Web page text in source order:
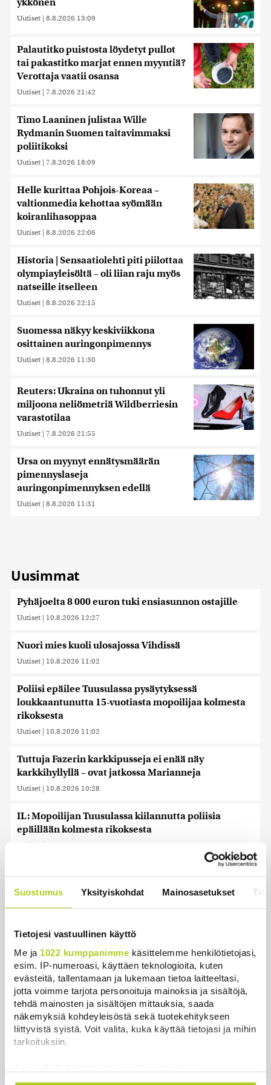
Suostumus Yksityiskohdat Mainosasetukset
Tietojesi vastuullinen käyttö
Me ja 1022 kumppanimme käsittelemme henkilötietojasi,
esim. IP-numeroasi, käyttäen teknologioita, kuten
evästeitä, tallentamaan ja lukemaan tietoa laitteeltasi,
jotta voimme tarjota personoituja mainoksia ja sisältöjä,
tehdä mainosten ja sisältöjen mittauksia, saada
näkemyksiä kohdeyleisöstä sekä tuotekehitykseen
liittyvistä syistä. Voit valita, kuka käyttää tietojasi ja mihin
tarkoituksiin.
Kerätä tietoja maantieteellisestä sijainnistasi,
Uutiset | 8.8.2026 13:09
Palautitko puistosta löydetyt pullot
tai pakastitko marjat ennen myyntiä?
Verottaja vaatii osansa
Uutiset | 7.8.2026 21:42
Timo Laaninen julistaa Wille
Rydmanin Suomen taitavimmaksi
poliitikoksi
Uutiset | 7.8.2026 18:09
Helle kurittaa Pohjois-Koreaa –
valtionmedia kehottaa syömään
koiranlihasoppaa
Uutiset | 8.8.2026 22:06
Historia | Sensaatiolehti piti piilottaa
olympiayleisöltä – oli liian raju myös
natseille itselleen
Uutiset | 8.8.2026 22:15
Suomessa näkyy keskiviikkona
osittainen auringonpimennys
Uutiset | 8.8.2026 11:30
Reuters: Ukraina on tuhonnut yli
miljoona neliömetriä Wildberriesin
varastotilaa
Uutiset | 7.8.2026 21:55
Ursa on myynyt ennätysmäärän
pimennyslaseja
auringonpimennyksen edellä
Uutiset | 8.8.2026 11:31
Uusimmat
Pyhäjoelta 8 000 euron tuki ensiasunnon ostajille
Uutiset | 10.8.2026 12:27
Nuori mies kuoli ulosajossa Vihdissä
Uutiset | 10.8.2026 11:02
Poliisi epäilee Tuusulassa pysäytyksessä
loukkaantunutta 15-vuotiasta mopoilijaa kolmesta
rikoksesta
Uutiset | 10.8.2026 11:02
Tuttuja Fazerin karkkipusseja ei enää näy
karkkihyllyllä – ovat jatkossa Marianneja
Uutiset | 10.8.2026 10:28
IL: Mopoilijan Tuusulassa kiilannutta poliisia
epäillään kolmesta rikoksesta
Uutiset |
perseideja
Sepelkyyhkyn, merihanhen ja kanadanhanhen
metsästyskausi alkaa
Uutiset | 10.8.2026 9:10
Yli puolet varhaiskasvatuksen asiakkaista ei enää
maksa asiakasmaksua tulojensa perusteella
Uutiset | 10.8.2026 9:02
Peräkkäisiä helleaaltoja ja äärimmäistä kuivuutta –
heinäkuu